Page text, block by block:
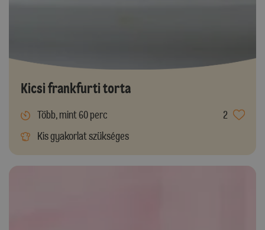
Kicsi frankfurti torta
Több, mint 60 perc
2
Kis gyakorlat szükséges